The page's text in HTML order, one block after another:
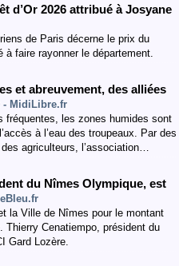
d’Or 2026 attribué à Josyane
de Paris décerne le prix du
à faire rayonner le département.
et abreuvement, des alliées
- MidiLibre.fr
fréquentes, les zones humides sont
à l’eau des troupeaux. Par des
agriculteurs, l’association…
du Nîmes Olympique, est
la Ville de Nîmes pour le montant
Cenatiempo, président du
Gard Lozère.